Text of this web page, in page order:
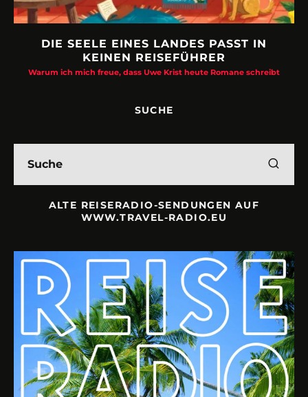
DIE SEELE EINES LANDES PASST IN
KEINEN REISEFÜHRER
Warum ich mich freue, dass Uwe Krist heute Romane schreibt
SUCHE
ALTE REISERADIO-SENDUNGEN AUF
WWW.TRAVEL-RADIO.EU